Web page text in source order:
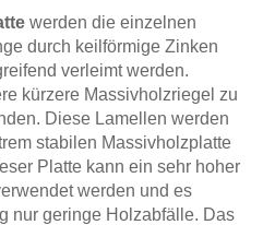
werden die einzelnen
durch keilförmige Zinken
verleimt werden.
kürzere Massivholzriegel zu
Diese Lamellen werden
stabilen Massivholzplatte
Platte kann ein sehr hoher
werden und es
nur geringe Holzabfälle. Das